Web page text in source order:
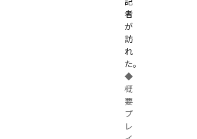
者
が
訪
れ
た。
◆
概
要
プ
レ